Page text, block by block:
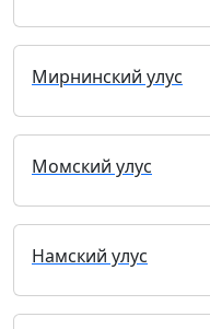
Мирнинский улус
Момский улус
Намский улус